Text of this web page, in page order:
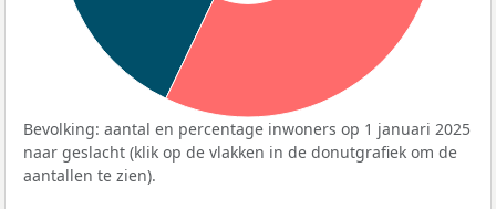
Bevolking: aantal en percentage inwoners op 1 januari 2025
naar geslacht (klik op de vlakken in de donutgrafiek om de
aantallen te zien).